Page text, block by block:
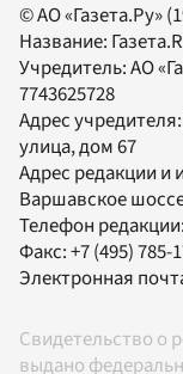
© АО «Газета.Ру»
Название:
Учредитель:АО
7743625728
Адрес
улица, дом 67
Адрес редакции и
Варшавское
Телефон редакции:
Факс:+7 (495) 785-
Электронная
Свидетельство о
выдано